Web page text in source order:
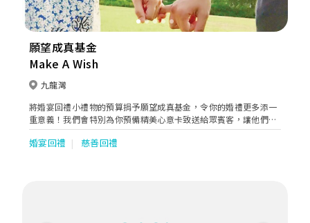
願望成真基金
Make A Wish
九龍灣
將婚宴回禮小禮物的預算捐予願望成真基金，令你的婚禮更多添一
重意義！我們會特別為你預備精美心意卡致送給眾賓客，讓他們一
同分享助人的喜悅。
婚宴回禮 慈善回禮